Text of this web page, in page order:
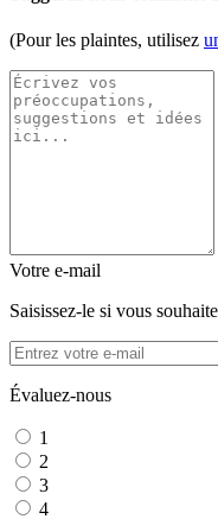
(Pour les plaintes, utilisez
Votre e-mail
Saisissez-le si vous
Évaluez-nous
1
2
3
4